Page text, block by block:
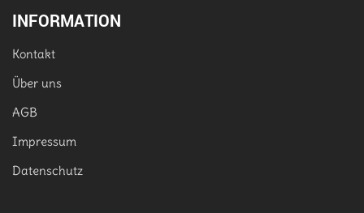
INFORMATION
Kontakt
Über uns
AGB
Impressum
Datenschutz